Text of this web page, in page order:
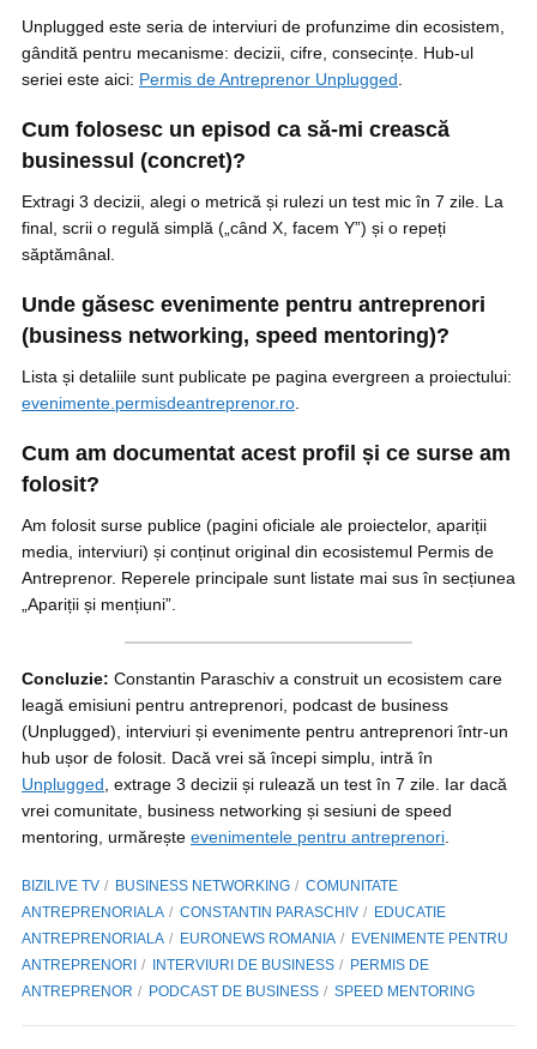
Unplugged este seria de interviuri de profunzime din ecosistem,
gândită pentru mecanisme: decizii, cifre, consecințe. Hub-ul
seriei este aici: Permis de Antreprenor Unplugged.
Cum folosesc un episod ca să-mi crească
businessul (concret)?
Extragi 3 decizii, alegi o metrică și rulezi un test mic în 7 zile. La
final, scrii o regulă simplă („când X, facem Y”) și o repeți
săptămânal.
Unde găsesc evenimente pentru antreprenori
(business networking, speed mentoring)?
Lista și detaliile sunt publicate pe pagina evergreen a proiectului:
evenimente.permisdeantreprenor.ro.
Cum am documentat acest profil și ce surse am
folosit?
Am folosit surse publice (pagini oficiale ale proiectelor, apariții
media, interviuri) și conținut original din ecosistemul Permis de
Antreprenor. Reperele principale sunt listate mai sus în secțiunea
„Apariții și mențiuni”.
Concluzie: Constantin Paraschiv a construit un ecosistem care
leagă emisiuni pentru antreprenori, podcast de business
(Unplugged), interviuri și evenimente pentru antreprenori într-un
hub ușor de folosit. Dacă vrei să începi simplu, intră în
Unplugged, extrage 3 decizii și rulează un test în 7 zile. Iar dacă
vrei comunitate, business networking și sesiuni de speed
mentoring, urmărește evenimentele pentru antreprenori.
BIZILIVE TV BUSINESS NETWORKING
COMUNITATE
ANTREPRENORIALA
CONSTANTIN PARASCHIV
EDUCATIE
ANTREPRENORIALA
EURONEWS ROMANIA
EVENIMENTE PENTRU
ANTREPRENORI
INTERVIURI DE BUSINESS
PERMIS DE
ANTREPRENOR
PODCAST DE BUSINESS SPEED MENTORING